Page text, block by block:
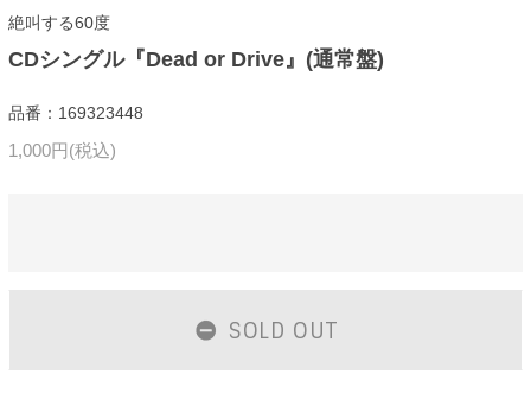
絶叫する60度
CDシングル『Dead or Drive』(通常盤)
品番：169323448
1,000円(税込)
SOLD OUT